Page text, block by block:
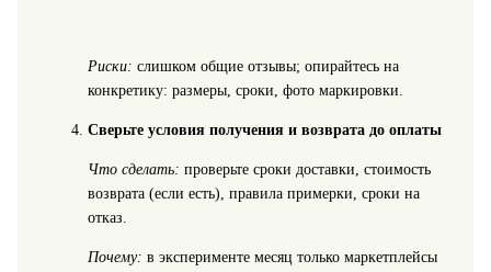
Риски: слишком общие отзывы; опирайтесь на
конкретику: размеры, сроки, фото маркировки.
Сверьте условия получения и возврата до оплаты
Что сделать: проверьте сроки доставки, стоимость
возврата (если есть), правила примерки, сроки на
отказ.
Почему: в эксперименте месяц только маркетплейсы